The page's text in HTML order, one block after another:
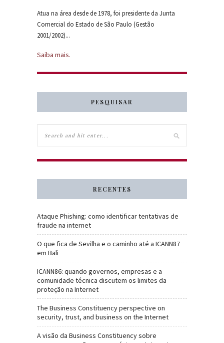
Atua na área desde de 1978, foi presidente da Junta
Comercial do Estado de São Paulo (Gestão
2001/2002)...
Saiba mais.
PESQUISAR
RECENTES
Ataque Phishing: como identificar tentativas de
fraude na internet
O que fica de Sevilha e o caminho até a ICANN87
em Bali
ICANN86: quando governos, empresas e a
comunidade técnica discutem os limites da
proteção na Internet
The Business Constituency perspective on
security, trust, and business on the Internet
A visão da Business Constituency sobre